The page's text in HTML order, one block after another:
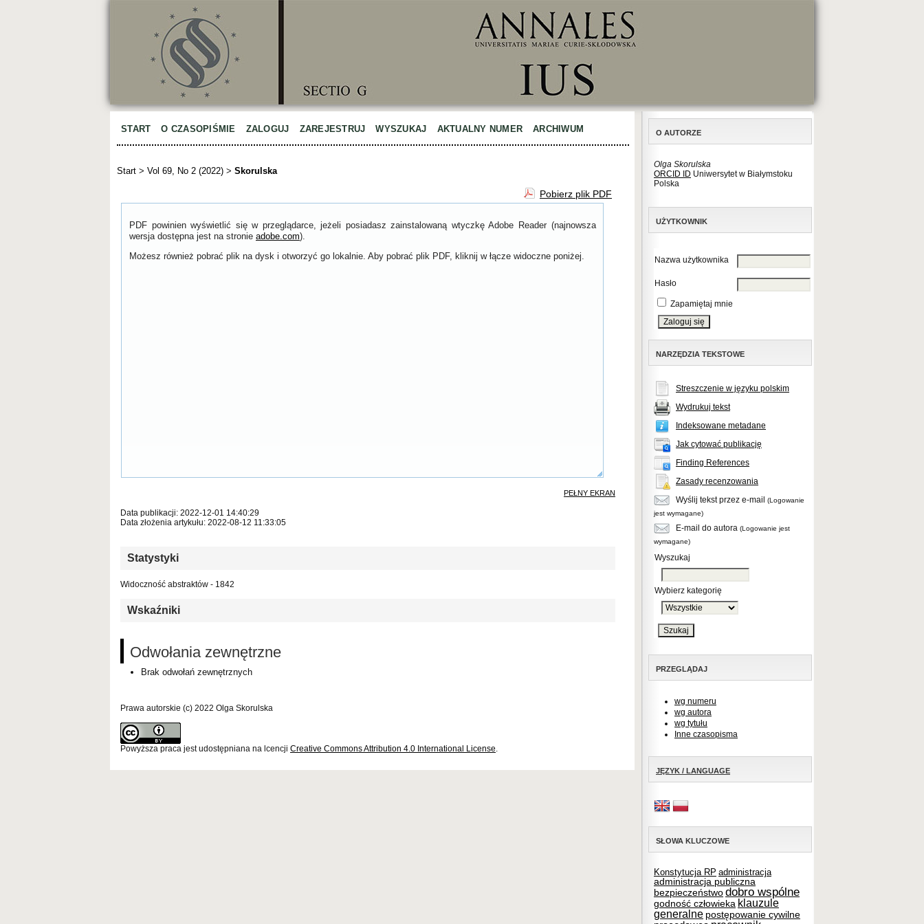
O AUTORZE
Olga Skorulska
ORCID ID Uniwersytet w Białymstoku
Polska
UŻYTKOWNIK
Nazwa użytkownika
Hasło
Zapamiętaj mnie
NARZĘDZIA TEKSTOWE
Streszczenie w języku polskim
Wydrukuj tekst
Indeksowane metadane
Jak cytować publikację
Finding References
Zasady recenzowania
Wyślij tekst przez e-mail
(Logowanie
jest wymagane)
E-mail do autora (Logowanie jest
wymagane)
Wyszukaj
Wybierz kategorię
PRZEGLĄDAJ
wg numeru
wg autora
wg tytułu
Inne czasopisma
JĘZYK / LANGUAGE
SŁOWA KLUCZOWE
Konstytucja RP administracja
administracja publiczna
bezpieczeństwo dobro wspólne
godność człowieka klauzule
generalne postępowanie cywilne
START O CZASOPIŚMIE ZALOGUJ ZAREJESTRUJ WYSZUKAJ AKTUALNY NUMER ARCHIWUM
Start > Vol 69, No 2 (2022) > Skorulska
Pobierz plik PDF
PDF powinien wyświetlić się w przeglądarce, jeżeli posiadasz zainstalowaną wtyczkę Adobe Reader (najnowsza
wersja dostępna jest na stronie adobe.com).
Możesz również pobrać plik na dysk i otworzyć go lokalnie. Aby pobrać plik PDF, kliknij w łącze widoczne poniżej.
PEŁNY EKRAN
Data publikacji: 2022-12-01 14:40:29
Data złożenia artykułu: 2022-08-12 11:33:05
Statystyki
Widoczność abstraktów - 1842
Wskaźniki
Odwołania zewnętrzne
Brak odwołań zewnętrznych
Prawa autorskie (c) 2022 Olga Skorulska
Powyższa praca jest udostępniana na lcencji Creative Commons Attribution 4.0 International License.